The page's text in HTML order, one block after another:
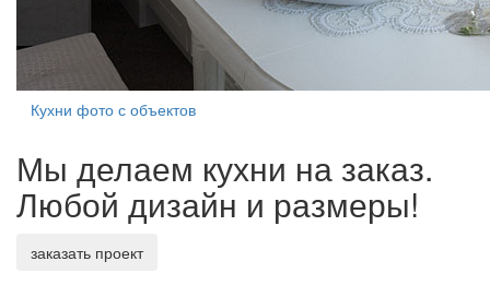
Кухни фото с объектов
Мы делаем кухни на заказ.
Любой дизайн и размеры!
заказать проект